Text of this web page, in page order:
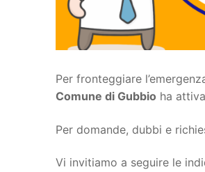
Per fronteggiare
Comune di Gubbio ha
Per domande, dubbi e
Vi invitiamo a seguire le